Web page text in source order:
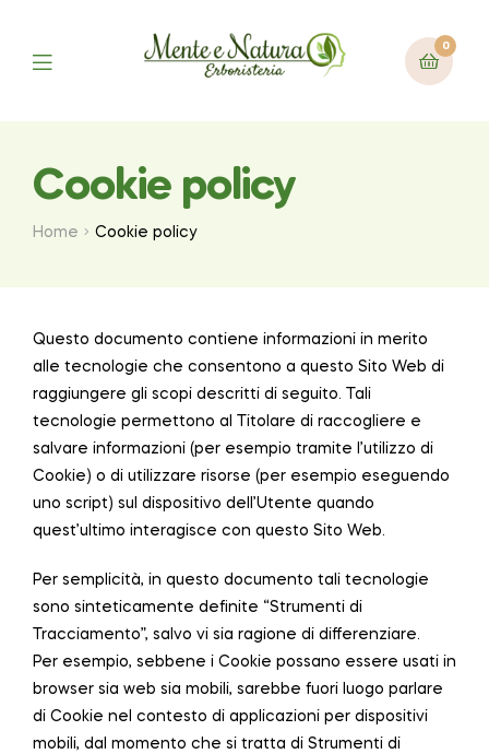
0
Cookie policy
Home Cookie policy
Questo documento contiene informazioni in merito
alle tecnologie che consentono a questo Sito Web di
raggiungere gli scopi descritti di seguito. Tali
tecnologie permettono al Titolare di raccogliere e
salvare informazioni (per esempio tramite l’utilizzo di
Cookie) o di utilizzare risorse (per esempio eseguendo
uno script) sul dispositivo dell’Utente quando
quest’ultimo interagisce con questo Sito Web.
Per semplicità, in questo documento tali tecnologie
sono sinteticamente definite “Strumenti di
Tracciamento”, salvo vi sia ragione di differenziare.
Per esempio, sebbene i Cookie possano essere usati in
browser sia web sia mobili, sarebbe fuori luogo parlare
di Cookie nel contesto di applicazioni per dispositivi
mobili, dal momento che si tratta di Strumenti di